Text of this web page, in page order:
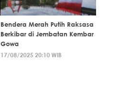
Bendera Merah Putih Raksasa
Berkibar di Jembatan Kembar
Gowa
17/08/2025 20:10 WIB